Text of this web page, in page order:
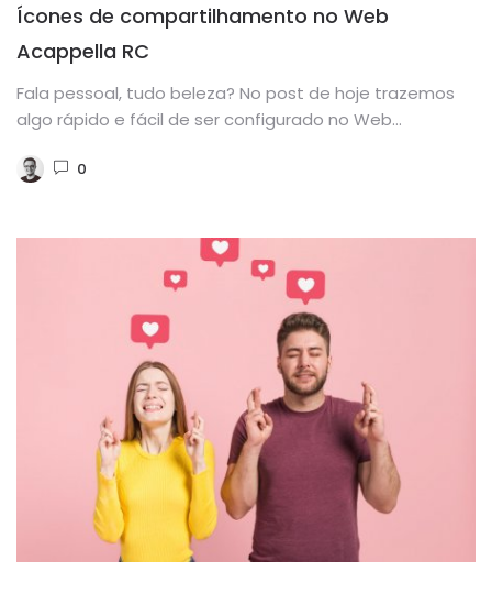
Ícones de compartilhamento no Web
Acappella RC
Fala pessoal, tudo beleza? No post de hoje trazemos
algo rápido e fácil de ser configurado no Web
0